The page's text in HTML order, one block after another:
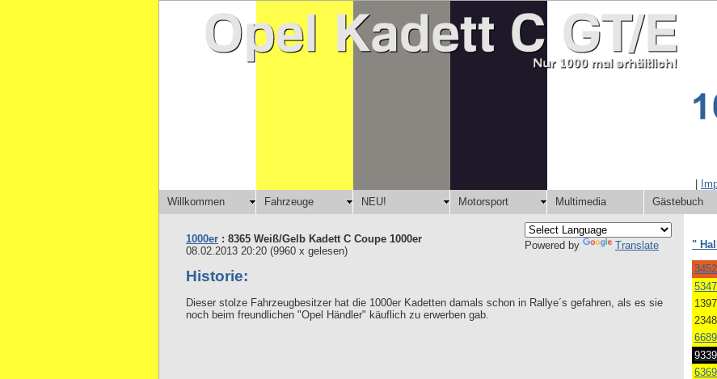
Willkommen
Fahrzeuge NEU! Motorsport Multimedia Gästebuch
Powered by Translate
1000er : 8365 Weiß/Gelb Kadett C Coupe 1000er
08.02.2013 20:20 (9960 x gelesen)
Historie:
Dieser stolze Fahrzeugbesitzer hat die 1000er Kadetten damals schon in Rallye´s gefahren, als es sie
noch beim freundlichen "Opel Händler" käuflich zu erwerben gab.
"